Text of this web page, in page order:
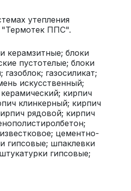
утепления
"Термотек ППС".
керамзитные; блоки
пустотелые; блоки
газосиликат;
искусственный;
кирпич
клинкерный; кирпич
рядовой; кирпич
цементно-
гипсовые; шпаклевки
гипсовые;